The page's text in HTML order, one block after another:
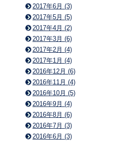
2017年6月 (3)
2017年5月 (5)
2017年4月 (2)
2017年3月 (6)
2017年2月 (4)
2017年1月 (4)
2016年12月 (6)
2016年11月 (4)
2016年10月 (5)
2016年9月 (4)
2016年8月 (6)
2016年7月 (3)
2016年6月 (3)